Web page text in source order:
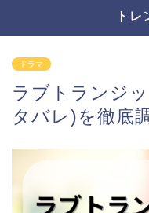
トレ
ドラマ
ラブトランジ
タバレ)を徹底